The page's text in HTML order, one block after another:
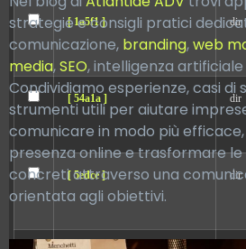
[ 1a5f1 ] dir
[ 54a1a ] dir
[ 5edce ] dir
strategie e consigli pratici
comunicazione, branding,web
media,SEO, intelligenza
Condividiamo esperienze, casi di
strumenti utili per aiutare
comunicare in modo più
presenza online e trasformare le
concreti attraverso una
orientata agli obiettivi.